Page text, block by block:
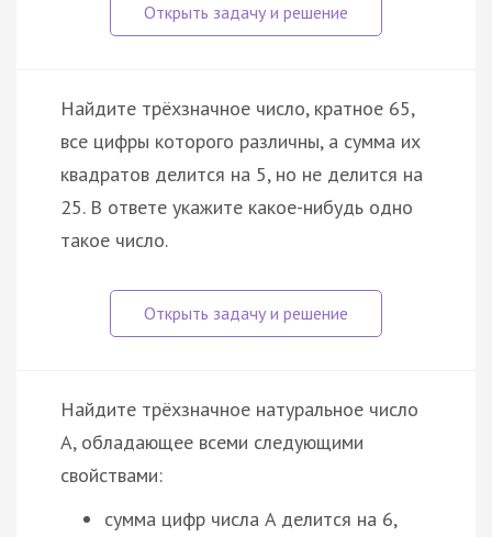
Найдите трёхзначное число, кратное 65,
все цифры которого различны, а сумма их
квадратов делится на 5, но не делится на
25. В ответе укажите какое-нибудь одно
такое число.
Найдите трёхзначное натуральное число
A, обладающее всеми следующими
свойствами:
сумма цифр числа A делится на 6,